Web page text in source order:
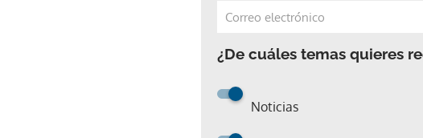
¿De cuáles temas quieres
Noticias